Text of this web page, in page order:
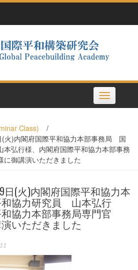
Toggle
navigation
Class)
/
(火)内閣府国際平和協力本部事務局 国
弘行様、内閣府国際平和協力本部事務
御講演いただきました
9日(火)内閣府国際平和協力本
協力研究員 山本弘行
協力本部事務局専門官
いただきました